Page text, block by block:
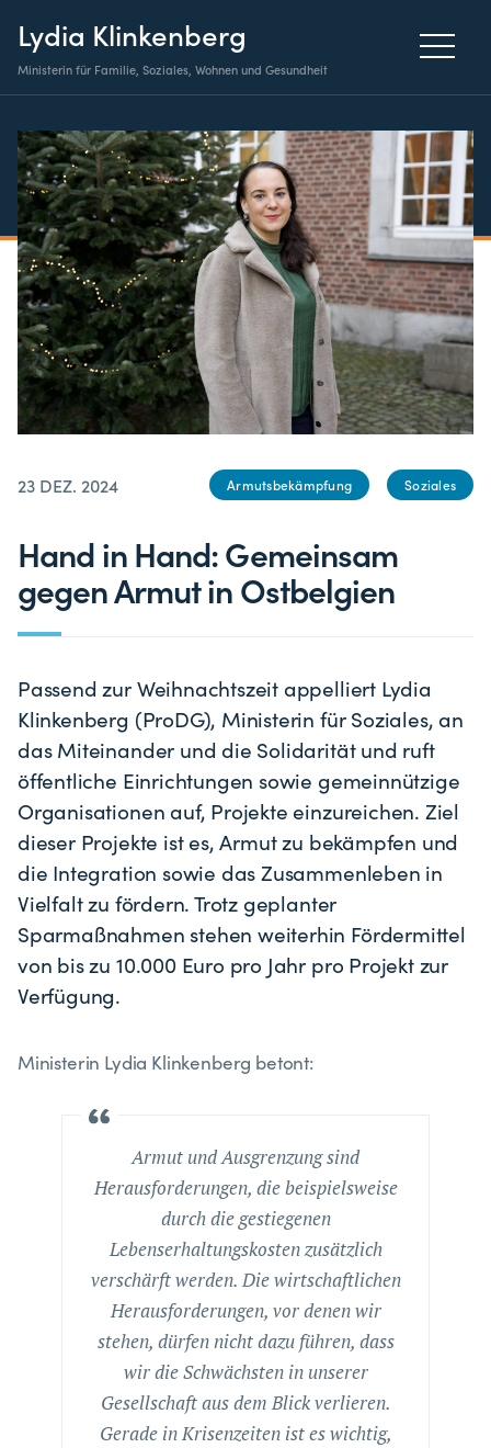
Lydia Klinkenberg
Ministerin für Familie, Soziales, Wohnen und Gesundheit
23 DEZ. 2024 Armutsbekämpfung Soziales
Hand in Hand: Gemeinsam
gegen Armut in Ostbelgien
Passend zur Weihnachtszeit appelliert Lydia
Klinkenberg (ProDG), Ministerin für Soziales, an
das Miteinander und die Solidarität und ruft
öffentliche Einrichtungen sowie gemeinnützige
Organisationen auf, Projekte einzureichen. Ziel
dieser Projekte ist es, Armut zu bekämpfen und
die Integration sowie das Zusammenleben in
Vielfalt zu fördern. Trotz geplanter
Sparmaßnahmen stehen weiterhin Fördermittel
von bis zu 10.000 Euro pro Jahr pro Projekt zur
Verfügung.
Ministerin Lydia Klinkenberg betont:
Armut und Ausgrenzung sind
Herausforderungen, die beispielsweise
durch die gestiegenen
Lebenserhaltungskosten zusätzlich
verschärft werden. Die wirtschaftlichen
Herausforderungen, vor denen wir
stehen, dürfen nicht dazu führen, dass
wir die Schwächsten in unserer
Gesellschaft aus dem Blick verlieren.
Gerade in Krisenzeiten ist es wichtig,